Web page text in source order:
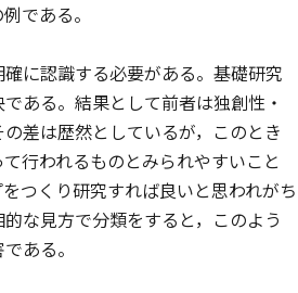
である。
に認識する必要がある。基礎研究
ある。結果として前者は独創性・
差は歴然としているが，このとき
行われるものとみられやすいこと
つくり研究すれば良いと思われがち
な見方で分類をすると，このよう
ある。